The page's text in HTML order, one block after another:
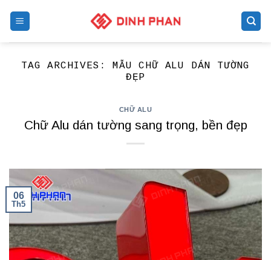
TAG ARCHIVES:MẪU CHỮ ALU DÁN TƯỜNG
ĐẸP
CHỮ ALU
Chữ Alu dán tường sang trọng, bền đẹp
06
Th5